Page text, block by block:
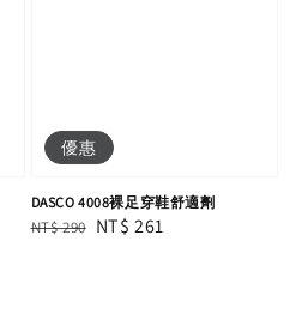
優惠
DASCO 4008裸足穿鞋舒適劑
Regular
NT$ 290 Sale
NT$ 261